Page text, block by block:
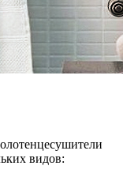
видов: